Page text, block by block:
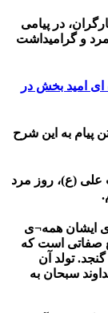
در پیامی
و گرامیداشت
پیام به این شرح
علی (ع)، روز مرد
ایشان همه¬ی
صفاتی است که
تولد آن
سبحان به